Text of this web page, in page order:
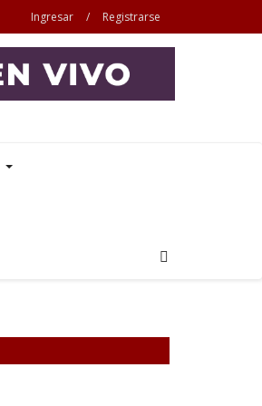
Ingresar / Registrarse